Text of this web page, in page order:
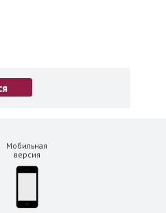
Мобильная
версия